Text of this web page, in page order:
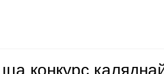
конкурс